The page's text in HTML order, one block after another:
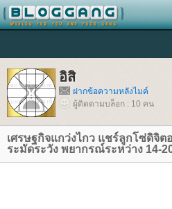
อิสิ
ฝากข้อความหลังไมค์
ผู้ติดตามบล็อก : 10 คน
เศรษฐกิจแกว่งไกว แชร์ลูกโซ่ดิจิ
ระมัดระวัง พยากรณ์ระหว่าง 14-